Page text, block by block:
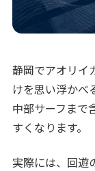
静岡でアオリイ
けを思い浮かべ
中部サーフまで
すくなります。
実際には、回遊